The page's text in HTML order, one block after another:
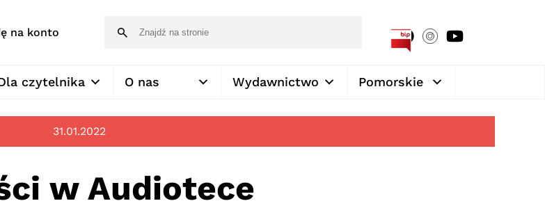
na konto
czytelnika O nas Wydawnictwo Pomorskie
31.01.2022
w Audiotece